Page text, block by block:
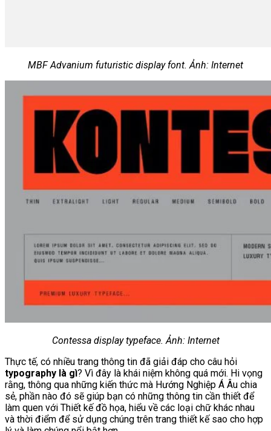
MBF Advanium futuristic display font. Ảnh: Internet
Contessa display typeface. Ảnh: Internet
Thực tế, có nhiều trang thông tin đã giải đáp cho câu hỏi
typography là gì? Vì đây là khái niệm không quá mới. Hi vọng
rằng, thông qua những kiến thức mà Hướng Nghiệp Á Âu chia
sẻ, phần nào đó sẽ giúp bạn có những thông tin cần thiết để
làm quen với Thiết kế đồ họa, hiểu về các loại chữ khác nhau
và thời điểm để sử dụng chúng trên trang thiết kế sao cho hợp